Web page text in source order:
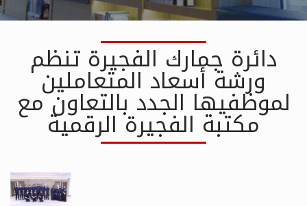
دائرة جمارك الفجيرة تنظم
ورشة أسعاد المتعاملين
لموظفيها الجدد بالتعاون مع
مكتبة الفجيرة الرقمية